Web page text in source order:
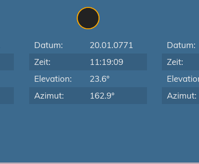
Datum:
20.01.0771
Zeit:
11:19:09
Elevation:
23.6°
Azimut:
162.9°
Datum:
Zeit:
Azimut: